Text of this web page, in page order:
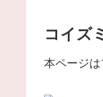
コイズ
本ページ